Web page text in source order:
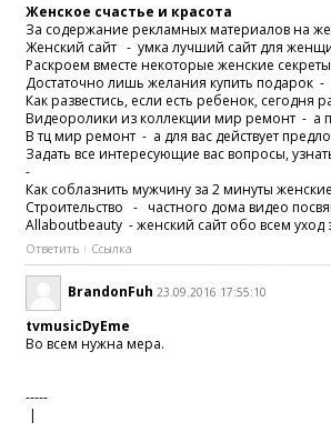
Женское счастье и красота
За содержание рекламных материалов на
Женский сайт - умка лучший сайт для
Раскроем вместе некоторые женские
Достаточно лишь желания купить подарок -
Как развестись, если есть ребенок,
Видеоролики из коллекции мир ремонт - а
В тц мир ремонт - а для вас действует
Задать все интересующие вас вопросы,
-
Как соблазнить мужчину за 2 минуты
Строительство - частного дома видео
Allaboutbeauty - женский сайт обо всем
Ответить Ссылка
BrandonFuh 23.09.2016 17:55:10
tvmusicDyEme
Во всем нужна мера.
-----
|